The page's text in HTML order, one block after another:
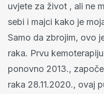
uvjete za život , ali ne
sebi i majci kako je
Samo da zbrojim, ovo
raka. Prvu
ponovno 2013.,
raka 28.11.2020., ovaj